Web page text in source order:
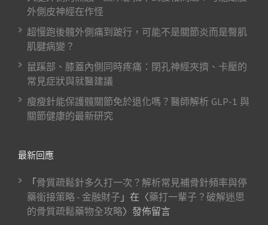
外側皮神經在作怪
超慢跑後髖外側痛到跛行，可能不是關節炎而是臀肌
肌腱病變？
鼠蹊部、膝蓋內側同時疼痛：閉孔神經夾擠、卡壓的
常見症狀與就醫建議
瘦瘦針能保護髖關節免於退化嗎？醫師解析 GLP-1 與
關節健康的最新研究
最新回應
「 骨質疏鬆針多久打一次？解析常見補骨針頻率與停
藥銜接策略 - 金融財子 」在〈藥打一輩子？破解迷思
的骨質疏鬆藥物全攻略〉發佈留言